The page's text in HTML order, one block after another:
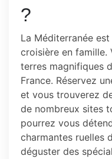
?
La Méditerranée
croisière en famille.
terres magnifiques
France. Réservez
et vous trouverez
de nombreux sites
pourrez vous
charmantes ruelles
déguster des